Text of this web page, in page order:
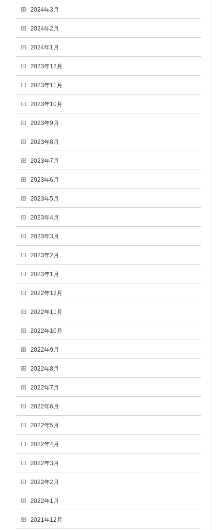
2024年3月
2024年2月
2024年1月
2023年12月
2023年11月
2023年10月
2023年9月
2023年8月
2023年7月
2023年6月
2023年5月
2023年4月
2023年3月
2023年2月
2023年1月
2022年12月
2022年11月
2022年10月
2022年9月
2022年8月
2022年7月
2022年6月
2022年5月
2022年4月
2022年3月
2022年2月
2022年1月
2021年12月